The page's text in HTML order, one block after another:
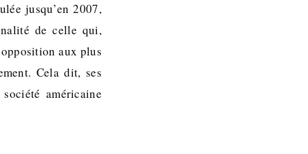
jusqu’en 2007,
de celle qui,
aux plus
Cela dit, ses
américaine